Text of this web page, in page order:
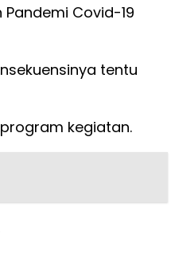
Covid-19
tentu
kegiatan.